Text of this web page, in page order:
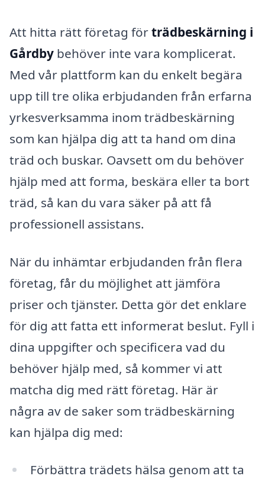
Att hitta rätt företag förträdbeskärning i
Gårdby behöver inte vara komplicerat.
Med vår plattform kan du enkelt begära
upp till tre olika erbjudanden från erfarna
yrkesverksamma inom trädbeskärning
som kan hjälpa dig att ta hand om dina
träd och buskar. Oavsett om du behöver
hjälp med att forma, beskära eller ta bort
träd, så kan du vara säker på att få
professionell assistans.
När du inhämtar erbjudanden från flera
företag, får du möjlighet att jämföra
priser och tjänster. Detta gör det enklare
för dig att fatta ett informerat beslut. Fyll i
dina uppgifter och specificera vad du
behöver hjälp med, så kommer vi att
matcha dig med rätt företag. Här är
några av de saker som trädbeskärning
kan hjälpa dig med:
Förbättra trädets hälsa genom att ta